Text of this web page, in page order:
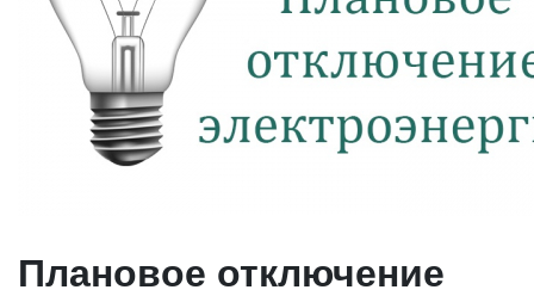
Плановое отключение